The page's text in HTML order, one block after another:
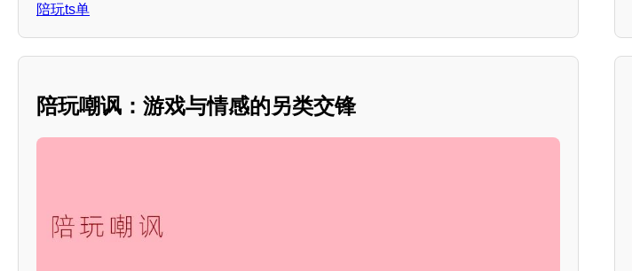
陪玩ts单
陪玩嘲讽：游戏与情感的另类交锋